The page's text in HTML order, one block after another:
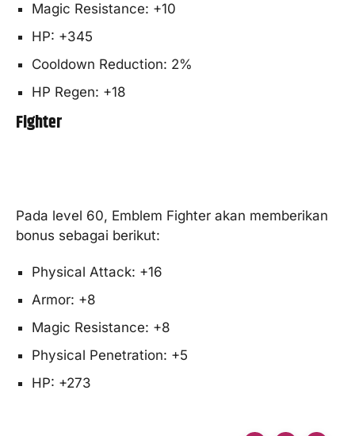
Magic Resistance: +10
HP: +345
Cooldown Reduction: 2%
HP Regen: +18
Fighter
Pada level 60, Emblem Fighter akan memberikan
bonus sebagai berikut:
Physical Attack: +16
Armor: +8
Magic Resistance: +8
Physical Penetration: +5
HP: +273